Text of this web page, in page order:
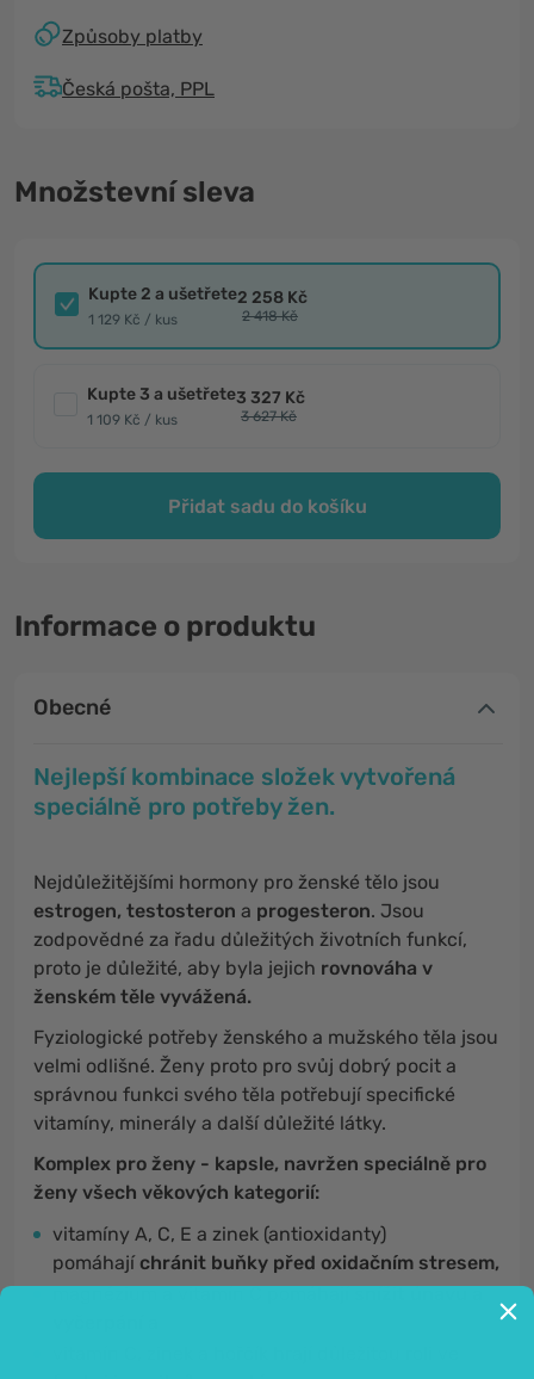
Způsoby platby
Česká pošta, PPL
Množstevní sleva
Kupte 2 a ušetřete
1 129 Kč / kus
2 258 Kč
2 418 Kč
Kupte 3 a ušetřete
1 109 Kč / kus
3 327 Kč
3 627 Kč
Přidat sadu do košíku
Informace o produktu
Obecné
Nejlepší kombinace složek vytvořená
speciálně pro potřeby žen.
Nejdůležitějšími hormony pro ženské tělo jsou
estrogen, testosteron a progesteron. Jsou
zodpovědné za řadu důležitých životních funkcí,
proto je důležité, aby byla jejich rovnováha v
ženském těle vyvážená.
Fyziologické potřeby ženského a mužského těla jsou
velmi odlišné. Ženy proto pro svůj dobrý pocit a
správnou funkci svého těla potřebují specifické
vitamíny, minerály a další důležité látky.
Komplex pro ženy - kapsle, navržen speciálně pro
ženy všech věkových kategorií:
vitamíny A, C, E a zinek (antioxidanty)
pomáhají chránit buňky před oxidačním stresem,
magnézium a vitamín C pomáhajísnížit únavu a